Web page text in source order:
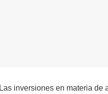
Las inversiones en materia de